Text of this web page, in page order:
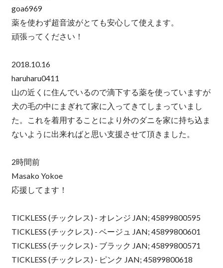
goa6969
薬を使わず超音波がとても安心して使えます。
頑張ってください！
2018.10.16
haruharu0411
山の近くに住んでいるので滴下する薬を使っていますが
犬の毛の中にまぎれて家に入ってきてしまっていまし
た。これを着用することにより外のダニを家に持ち込ま
ないように出来ればと思い支援させて頂きました。
2時間前
Masako Yokoe
応援してます！
TICKLESS (チックレス) - オレンジ JAN; 45899800595
TICKLESS (チックレス) - ベージュ JAN; 45899800601
TICKLESS (チックレス) - ブラック JAN; 45899800571
TICKLESS (チックレス) - ピンク JAN; 45899800618